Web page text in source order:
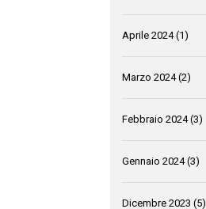
Aprile 2024(1)
Marzo 2024(2)
Febbraio 2024(3)
Gennaio 2024(3)
Dicembre 2023 (5)